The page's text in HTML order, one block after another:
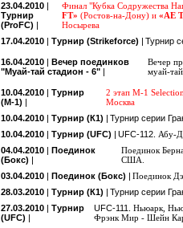
23.04.2010 |
Турнир
(ProFC) |
Финал "Кубка Содружества
FT» (Ростов-на-Дону) и «AE
Носырева
17.04.2010 | Турнир (Strikeforce) | Турнир
16.04.2010 | Вечер поединков
"Муай-тай стадион - 6" |
Вечер
муай-
10.04.2010 | Турнир
(М-1) |
2 этап М-1
Москва
10.04.2010 | Турнир (К1) | Турнир серии
10.04.2010 | Турнир (UFC) | UFC-112. Абу-
04.04.2010 | Поединок
(Бокс) |
Поединок
США.
03.04.2010 | Поединок (Бокс) | Поединок
28.03.2010 | Турнир (К1) | Турнир серии
27.03.2010 | Турнир
(UFC) |
UFC-111. Ньюарк,
Фрэнк Мир - Шейн